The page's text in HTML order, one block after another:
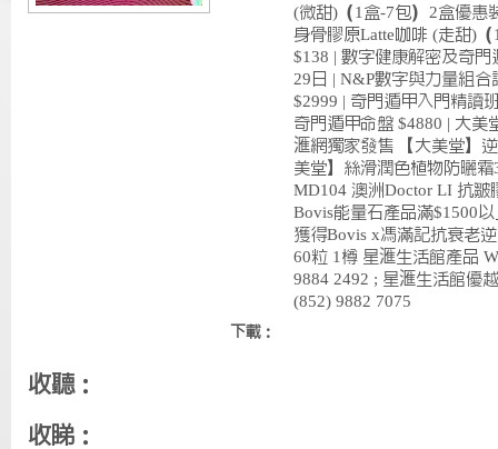
(微甜)（1盒-7包）2盒優惠
身骨膠原Latte咖啡 (走甜)
$138 | 數字健康解密及奇
29日 | N&P數字與力量組
$2999 | 奇門遁甲入門精讀
奇門遁甲命盤 $4880 | 大美
滙網獨家發售 【大美堂】
美堂】絲滑潤色植物防曬
MD104 澳洲Doctor LI 抗皺
Bovis能量石產品滿$1500
獲得Bovis x馮滿記抗衰老
60粒 1樽 星滙生活館產品
9884 2492 ; 星滙生活館優
(852) 9882 7075
下載：
收聽：
收睇：